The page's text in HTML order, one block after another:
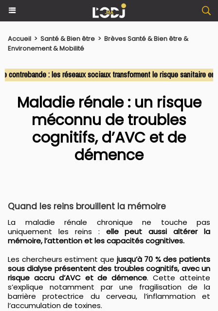
Accueil > Santé & Bien être > Brèves Santé & Bien être &
Environement & Mobilité
: les réseaux sociaux transforment le risque sanitaire en
Maladie rénale : un risque
méconnu de troubles
cognitifs, d’AVC et de
démence
Quand les reins brouillent la mémoire
La maladie rénale chronique ne touche pas
uniquement les reins : elle peut aussi altérer la
mémoire, l’attention et les capacités cognitives.
Les chercheurs estiment que jusqu’à 70 % des patients
sous dialyse présentent des troubles cognitifs, avec un
risque accru d’AVC et de démence. Cette atteinte
s’explique notamment par une fragilisation de la
barrière protectrice du cerveau, l’inflammation et
l’accumulation de toxines.